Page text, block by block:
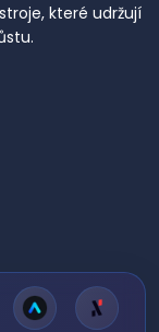
které udržují